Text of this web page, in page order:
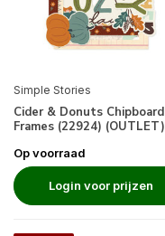
Simple Stories
Cider & Donuts Chipboard
Frames (22924) (OUTLET)
Op voorraad
Login voor prijzen